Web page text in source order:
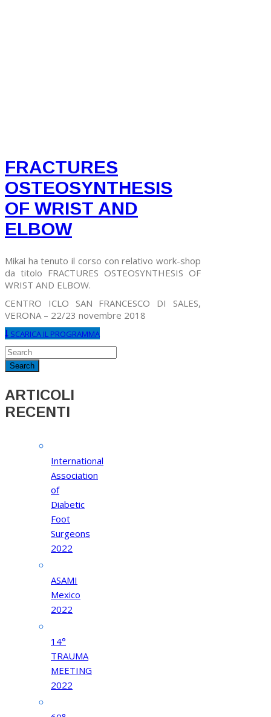
FRACTURES
OSTEOSYNTHESIS
OF WRIST AND
ELBOW
Mikai ha tenuto il corso con relativo work-shop
da titolo FRACTURES OSTEOSYNTHESIS OF
WRIST AND ELBOW.
CENTRO ICLO SAN FRANCESCO DI SALES,
VERONA – 22/23 novembre 2018
SCARICA IL PROGRAMMA
ARTICOLI
RECENTI
International
Association
of
Diabetic
Foot
Surgeons
2022
ASAMI
Mexico
2022
14°
TRAUMA
MEETING
2022